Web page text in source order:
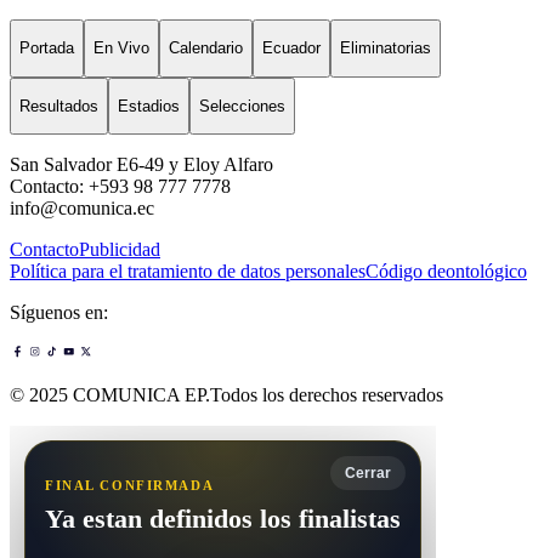
Portada En Vivo Calendario Ecuador Eliminatorias
Resultados Estadios Selecciones
San Salvador E6-49 y Eloy Alfaro
Contacto: +593 98 777 7778
info@comunica.ec
ContactoPublicidad
Política para el tratamiento de datos personalesCódigo deontológico
Síguenos en:
© 2025 COMUNICA EP.Todos los derechos reservados
Cerrar
FINAL CONFIRMADA
Ya estan definidos los finalistas